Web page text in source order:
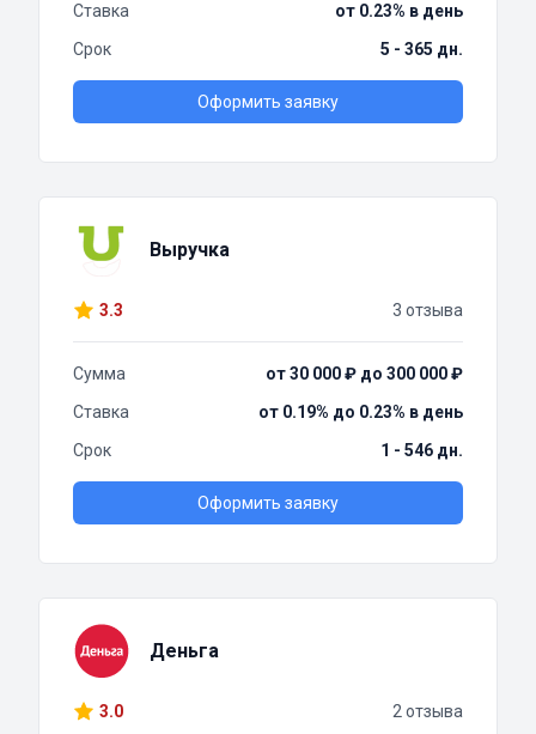
Ставка
от 0.23% в день
Срок
5 - 365 дн.
Оформить заявку
Выручка
3.3 3 отзыва
Сумма
от 30 000 ₽ до 300 000 ₽
Ставка
от 0.19% до 0.23% в день
Срок
1 - 546 дн.
Оформить заявку
Деньга
3.0 2 отзыва